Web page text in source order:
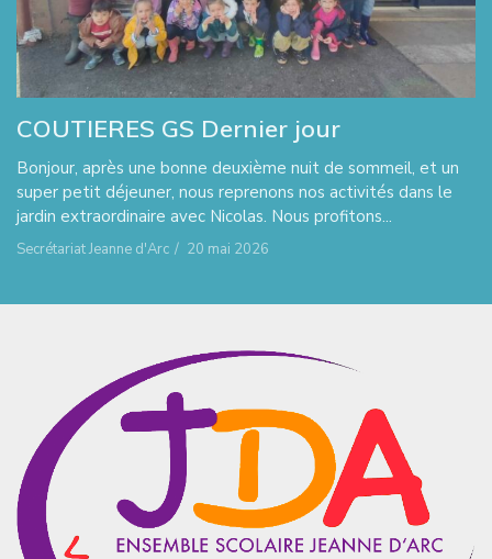
COUTIERES GS Dernier jour
Bonjour, après une bonne deuxième nuit de sommeil, et un
super petit déjeuner, nous reprenons nos activités dans le
jardin extraordinaire avec Nicolas. Nous profitons...
Secrétariat Jeanne d'Arc / 20 mai 2026